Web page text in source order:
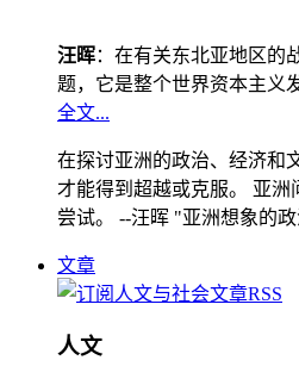
汪晖：在有关东北亚地区的
题，它是整个世界资本主义
全文...
在探讨亚洲的政治、经济和
才能得到超越或克服。 亚
尝试。 --汪晖 "亚洲想象的
文章
人文